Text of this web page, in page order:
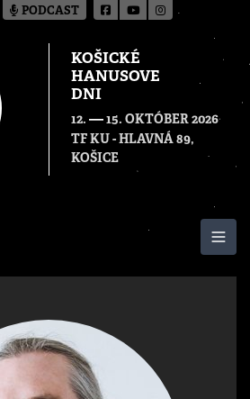
KOŠICKÉ
HANUSOVE
DNI
12. — 15. OKTÓBER 2026
TF KU - HLAVNÁ 89,
KOŠICE
PODCAST